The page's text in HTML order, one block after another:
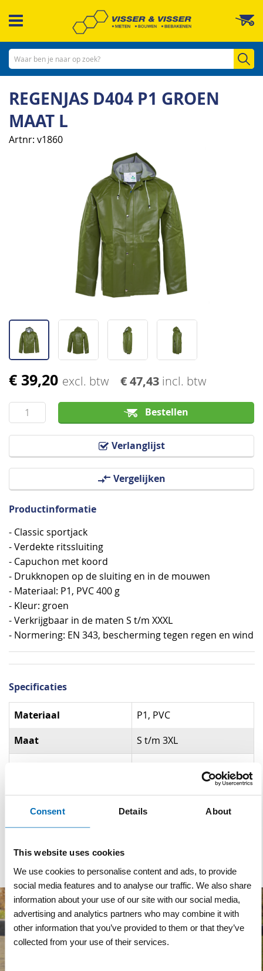
Consent Details About
This website uses cookies
We use cookies to personalise content and ads, to provide
social media features and to analyse our traffic. We also share
information about your use of our site with our social media,
advertising and analytics partners who may combine it with
other information that you’ve provided to them or that they’ve
collected from your use of their services.
naar
inhoud
REGENJAS D404 P1 GROEN
MAAT L
Artnr v1860
€ 39,20 excl. btw € 47,43 incl. btw
Bestellen
Verlanglijst
Vergelijken
Ga
het
begin
van
Productinformatie
- Classic sportjack
- Verdekte ritssluiting
- Capuchon met koord
- Drukknopen op de sluiting en in de mouwen
- Materiaal: P1, PVC 400 g
- Kleur: groen
- Verkrijgbaar in de maten S t/m XXXL
- Normering: EN 343, bescherming tegen regen en wind
Specificaties
Specificaties
Materiaal P1, PVC
Maat S t/m 3XL
Kleur Groen